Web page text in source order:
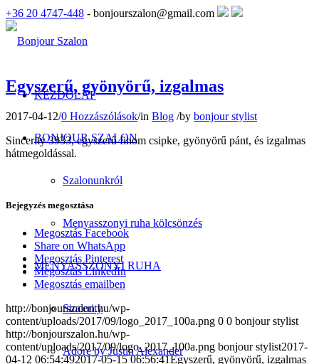
+36 20 4747-448 - bonjourszalon@gmail.com
KEZDŐLAP
BONJOUR SZALON
Szalonunkról
Menyasszonyi ruha kölcsönzés
MENYASSZONYI RUHA
Sincerity
Adore by Justin Alexander
Egyszerű, gyönyörű, izgalmas
2017-04-12/0 Hozzászólások/in Blog /by bonjour stylist
Sincerity 3933, egyszerű finom csipke, gyönyörű pánt, és izgalmas
hátmegoldással.
Bejegyzés megosztása
Megosztás Facebook
Share on WhatsApp
Megosztás Pinterest
Megosztás LinkedIn
Megosztás emailben
http://bonjourszalon.hu/wp-
content/uploads/2017/09/logo_2017_100a.png 0 0 bonjour stylist
http://bonjourszalon.hu/wp-
content/uploads/2017/09/logo_2017_100a.png bonjour stylist2017-
04-12 06:54:492017-05-15 06:56:41Egyszerű, gyönyörű, izgalmas